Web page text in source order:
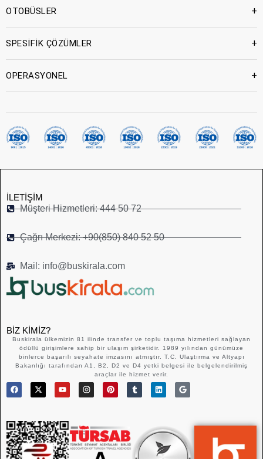
OTOBÜSLER +
SPESİFİK ÇÖZÜMLER +
OPERASYONEL +
İLETIŞIM
Müşteri Hizmetleri: 444 50 72
Çağrı Merkezi: +90(850) 840 52 50
Mail: info@buskirala.com
BIZ KIMIZ?
Buskirala ülkemizin 81 ilinde transfer ve toplu taşıma hizmetleri sağlayan
ödüllü girişimlere sahip bir ulaşım şirketidir. 1989 yılından günümüze
binlerce başarılı seyahate imzasını atmıştır. T.C. Ulaştırma ve Altyapı
Bakanlığı tarafından A1, B2, D2 ve D4 yetki belgesi ile belgelendirilmiş
araçlar ile hizmet verir.